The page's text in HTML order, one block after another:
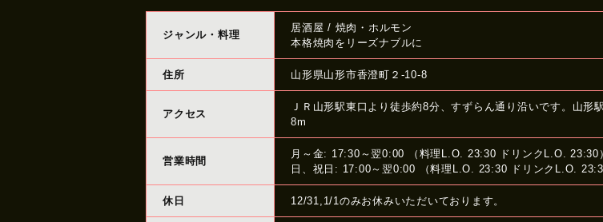
ジャンル・料理
居酒屋 / 焼肉・ホルモン
本格焼肉をリーズナブルに
住所 山形県山形市香澄町２-10-8
アクセス
ＪＲ山形駅東口より徒歩約8分、すずらん通り沿いです。山形
8m
営業時間
月～金: 17:30～翌0:00 （料理L.O. 23:30 ドリンクL.O. 23:30
日、祝日: 17:00～翌0:00 （料理L.O. 23:30 ドリンクL.O.
休日 12/31,1/1のみお休みいただいております。